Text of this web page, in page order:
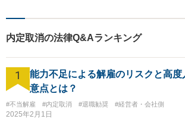
内定取消の法律Q&Aランキング
1
能力不足による解雇のリスクと高度
意点とは？
#不当解雇 #内定取消 #退職勧奨 #経営者・会社側
2025年2月1日